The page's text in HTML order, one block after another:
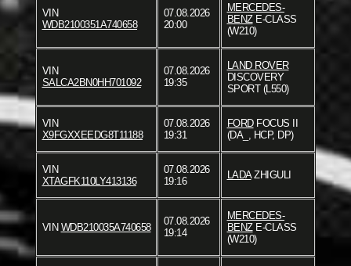
VIN
WDB2100351A740658
07.08.2026
20:00
MERCEDES-
BENZE-CLASS
(W210)
VIN
SALCA2BN0HH701092
07.08.2026
19:35
LAND ROVER
DISCOVERY
SPORT (L550)
VIN
X9FGXXEEDG8T11188
07.08.2026
19:31
FORDFOCUS II
(DA_, HCP, DP)
VIN
XTAGFK110LY413136
07.08.2026
19:16
LADAZHIGULI
VIN WDB210035A740658
07.08.2026
19:14
MERCEDES-
BENZE-CLASS
(W210)